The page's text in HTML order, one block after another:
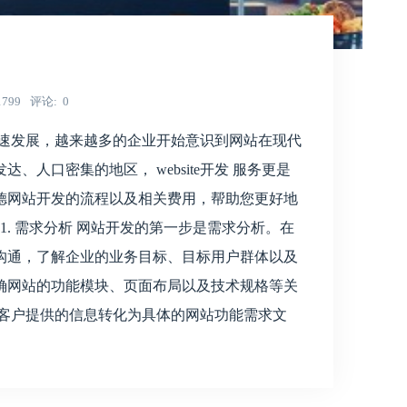
评论 0
发展，越来越多的企业开始意识到网站在现代
、人口密集的地区， website开发 服务更是
站开发的流程以及相关费用，帮助您更好地
需求分析 网站开发的第一步是需求分析。在
，了解企业的业务目标、目标用户群体以及
站的功能模块、页面布局以及技术规格等关
户提供的信息转化为具体的网站功能需求文